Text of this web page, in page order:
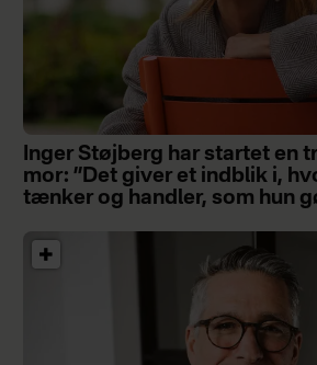
Inger Støjberg har startet en
mor: ”Det giver et indblik i,
tænker og handler, som hun